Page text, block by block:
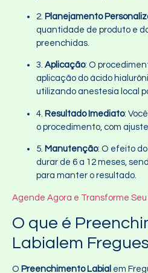
2. Planejamento
quantidade de produto e
preenchidas.
3. Aplicação: O
aplicação do ácido
utilizando anestesia local
4. Resultado Imediato:
o procedimento, com
5. Manutenção: O efeito
durar de 6 a 12 meses,
para manter o resultado.
Agende Agora e Transforme
O que é
Labialem
O Preenchimento Labial em